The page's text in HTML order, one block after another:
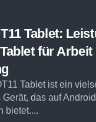
Tablet:
für Arbeit
Tablet ist ein
Gerät, das auf
bietet....